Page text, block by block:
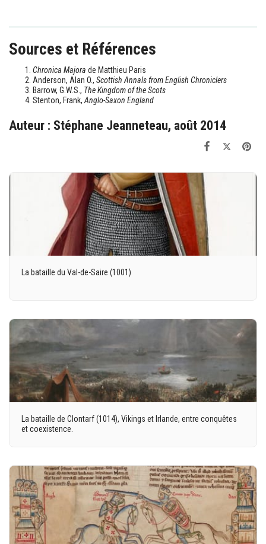
Sources et Références
Chronica Majora de Matthieu Paris
Anderson, Alan O., Scottish Annals from English Chroniclers
Barrow, G.W.S., The Kingdom of the Scots
Stenton, Frank, Anglo-Saxon England
Auteur : Stéphane Jeanneteau, août 2014
La bataille du Val-de-Saire (1001)
La bataille de Clontarf (1014), Vikings et Irlande, entre conquêtes
et coexistence.